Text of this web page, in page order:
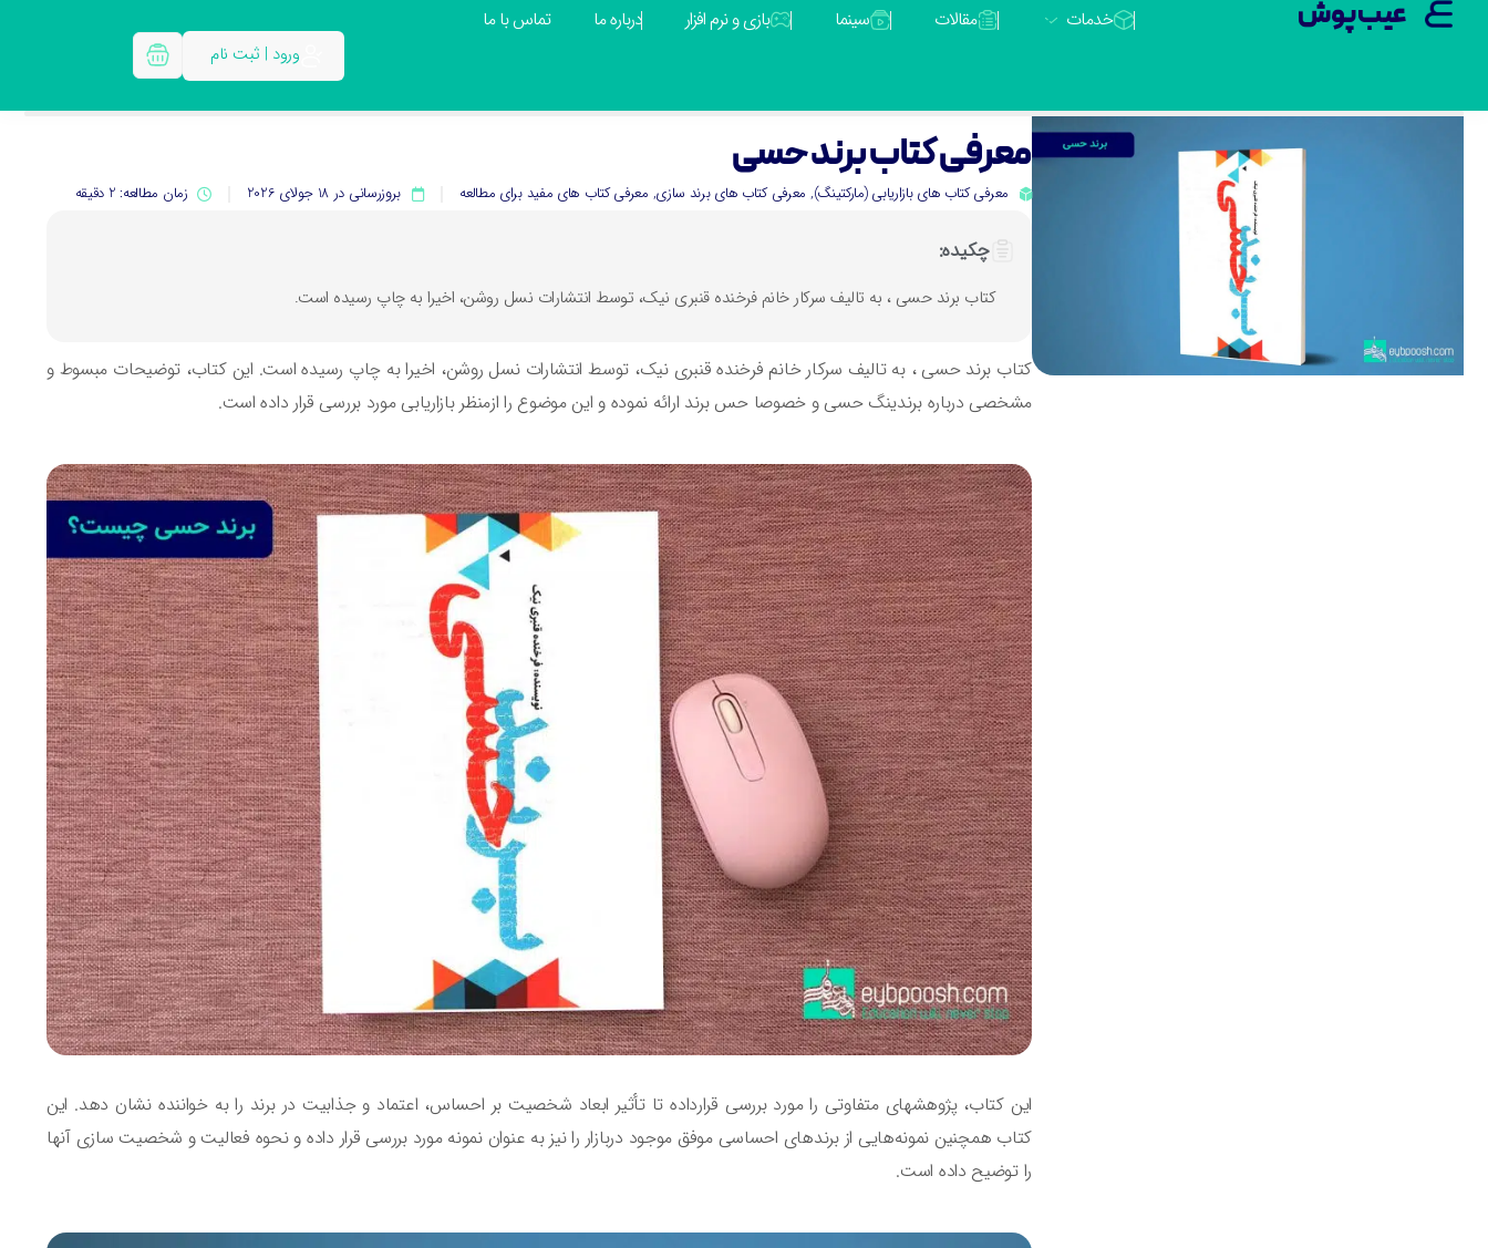
عیب پوش خدمات مقالات سینما بازی و نرم افزار درباره ما تماس با ما
ورود | ثبت نام
معرفی کتاب برند حسی
معرفی کتاب های بازاریابی (مارکتینگ), معرفی کتاب های برند سازی, معرفی کتاب های مفید برای مطالعه بروزرسانی در 18 جولای 2026 زمان مطالعه: 2 دقیقه
چکیده:
کتاب برند حسی ، به تالیف سرکار خانم فرخنده قنبری نیک، توسط انتشارات نسل روشن، اخیرا به چاپ رسیده است.
کتاب برند حسی ، به تالیف سرکار خانم فرخنده قنبری نیک، توسط انتشارات نسل روشن، اخیرا به چاپ رسیده است. این کتاب، توضیحات مبسوط و
مشخصی درباره برندینگ حسی و خصوصا حس برند ارائه نموده و این موضوع را ازمنظر بازاریابی مورد بررسی قرار داده است.
این کتاب، پژوهشهای متفاوتی را مورد بررسی قرارداده تا تأثیر ابعاد شخصیت بر احساس، اعتماد و جذابیت در برند را به خواننده نشان دهد. این
کتاب همچنین نمونه‌هایی از برندهای احساسی موفق موجود دربازار را نیز به عنوان نمونه مورد بررسی قرار داده و نحوه فعالیت و شخصیت سازی آنها
را توضیح داده است.